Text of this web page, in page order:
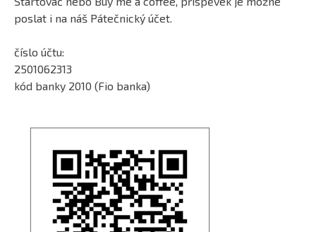
poslat i na náš Pátečnický účet.
číslo účtu:
2501062313
kód banky 2010 (Fio banka)